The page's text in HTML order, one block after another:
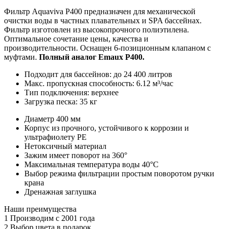
Фильтр Aquaviva P400 предназначен для механической
очистки воды в частных плавательных и SPA бассейнах.
Фильтр изготовлен из высокопрочного полиэтилена.
Оптимальное сочетание цены, качества и
производительности. Оснащен 6-позиционным клапаном с
муфтами. Полный аналог Emaux P400.
Подходит для бассейнов: до 24 400 литров
Макс. пропускная способность: 6.12 м³/час
Тип подключения: верхнее
Загрузка песка: 35 кг
Диаметр 400 мм
Корпус из прочного, устойчивого к коррозии и
ультрафиолету PE
Нетоксичный материал
Зажим имеет поворот на 360°
Максимальная температура воды 40°С
Выбор режима фильтрации простым поворотом ручки
крана
Дренажная заглушка
Наши преимущества
1 Производим с 2001 года
2 Выбор цвета в подарок